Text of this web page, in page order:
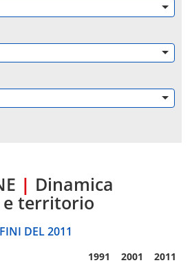
| Dinamica
e territorio
DEL 2011
1991 2001 2011